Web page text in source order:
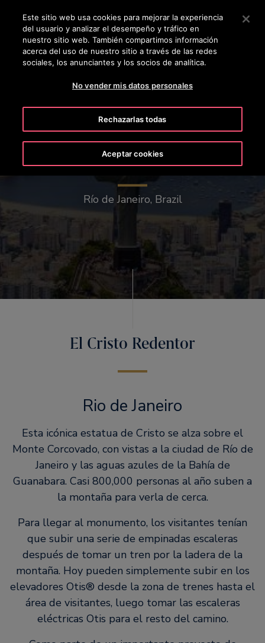
Pulse Intro para saltar al contenido principal
BUSCAR
El Cristo Redentor
Río de Janeiro, Brazil
El Cristo Redentor
Rio de Janeiro
Esta icónica estatua de Cristo se alza sobre el
Monte Corcovado, con vistas a la ciudad de Río de
Janeiro y las aguas azules de la Bahía de
Guanabara. Casi 800,000 personas al año suben a
la montaña para verla de cerca.
Para llegar al monumento, los visitantes tenían
que subir una serie de empinadas escaleras
después de tomar un tren por la ladera de la
montaña. Hoy pueden simplemente subir en los
elevadores Otis® desde la zona de trenes hasta el
área de visitantes, luego tomar las escaleras
eléctricas Otis para el resto del camino.
Este sitio web usa cookies para mejorar la experiencia
del usuario y analizar el desempeño y tráfico en
nuestro sitio web. También compartimos información
acerca del uso de nuestro sitio a través de las redes
sociales, los anunciantes y los socios de analítica.
No vender mis datos personales
Rechazarlas todas
Aceptar cookies